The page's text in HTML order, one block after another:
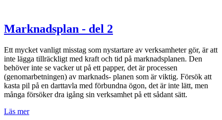
Marknadsplan - del 2
Ett mycket vanligt misstag som nystartare av verksamheter gör, är att
inte lägga tillräckligt med kraft och tid på marknadsplanen. Den
behöver inte se vacker ut på ett papper, det är processen
(genomarbetningen) av marknads- planen som är viktig. Försök att
kasta pil på en darttavla med förbundna ögon, det är inte lätt, men
många försöker dra igång sin verksamhet på ett sådant sätt.
Läs mer